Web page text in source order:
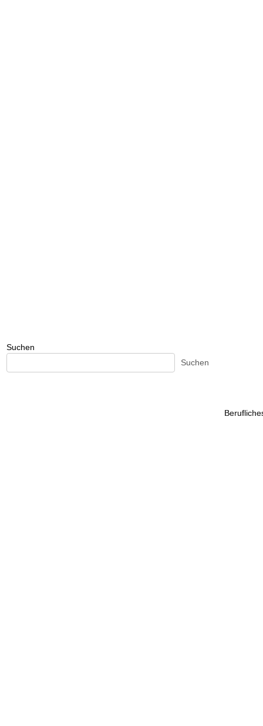
Suchen
Suchen